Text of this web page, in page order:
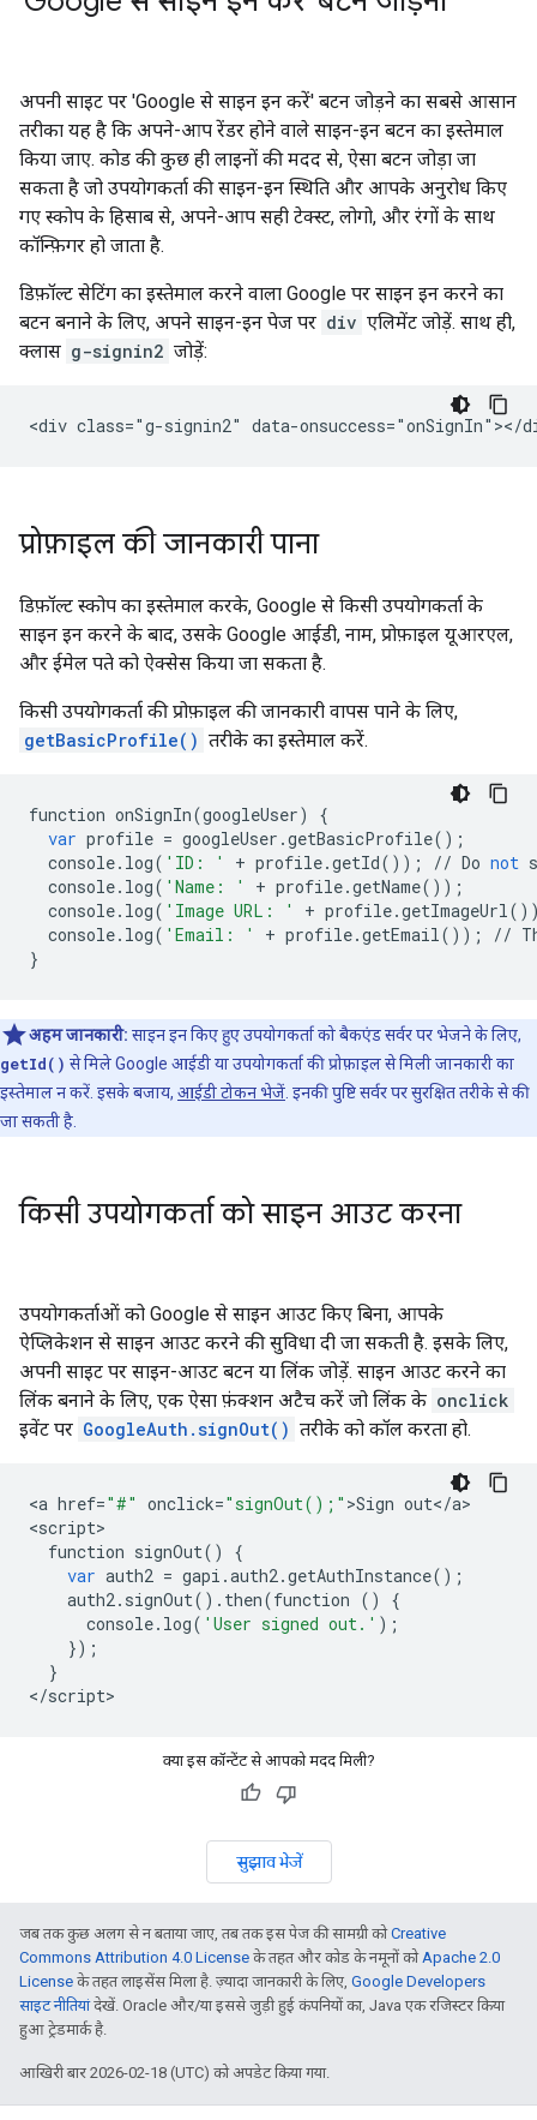
अपनी साइट पर 'Google से साइन इन करें' बटन जोड़ने का सबसे आसान
तरीका यह है कि अपने-आप रेंडर होने वाले साइन-इन बटन का इस्तेमाल
किया जाए. कोड की कुछ ही लाइनों की मदद से, ऐसा बटन जोड़ा जा
सकता है जो उपयोगकर्ता की साइन-इन स्थिति और आपके अनुरोध किए
गए स्कोप के हिसाब से, अपने-आप सही टेक्स्ट, लोगो, और रंगों के साथ
कॉन्फ़िगर हो जाता है.
डिफ़ॉल्ट सेटिंग का इस्तेमाल करने वाला Google पर साइन इन करने का
बटन बनाने के लिए, अपने साइन-इन पेज पर div एलिमेंट जोड़ें. साथ ही,
क्लास g-signin2 जोड़ें:
प्रोफ़ाइल की जानकारी पाना
डिफ़ॉल्ट स्कोप का इस्तेमाल करके, Google से किसी उपयोगकर्ता के
साइन इन करने के बाद, उसके Google आईडी, नाम, प्रोफ़ाइल यूआरएल,
और ईमेल पते को ऐक्सेस किया जा सकता है.
किसी उपयोगकर्ता की प्रोफ़ाइल की जानकारी वापस पाने के लिए,
getBasicProfile() तरीके का इस्तेमाल करें.
function onSignIn(googleUser)
{
var profile = googleUser .getBasicProfile();
console. log( 'ID: ' + profile.getId()); // Do not
console. log( 'Name: ' + profile.getName());
console. log( 'Image URL: ' + profile.getImageUrl
console. log( 'Email: ' + profile.getEmail()); //
}
अहम जानकारी: साइन इन किए हुए उपयोगकर्ता को बैकएंड सर्वर पर भेजने के लिए,
getId() से मिले Google आईडी या उपयोगकर्ता की प्रोफ़ाइल से मिली जानकारी का
इस्तेमाल न करें. इसके बजाय, आईडी टोकन भेजें . इनकी पुष्टि सर्वर पर सुरक्षित तरीके से की
जा सकती है.
किसी उपयोगकर्ता को साइन आउट करना
उपयोगकर्ताओं को Google से साइन आउट किए बिना, आपके
ऐप्लिकेशन से साइन आउट करने की सुविधा दी जा सकती है. इसके लिए,
अपनी साइट पर साइन-आउट बटन या लिंक जोड़ें. साइन आउट करने का
लिंक बनाने के लिए, एक ऐसा फ़ंक्शन अटैच करें जो लिंक के onclick
इवेंट पर GoogleAuth.signOut() तरीके को कॉल करता हो.
<a href="#" onclick="signOut();" >Sign out</a>
<script
function signOut()
{
var auth2 = gapi .auth2.getAuthInstance();
auth2. signOut() . then(function ()
{
console. log( 'User signed out.' );
});
}
</script
क्या इस कॉन्टेंट से आपको मदद मिली?
सुझाव भेजें
जब तक कुछ अलग से न बताया जाए, तब तक इस पेज की सामग्री कोCreative
Commons Attribution 4.0 License के तहत और कोड के नमूनों कोApache 2.0
License के तहत लाइसेंस मिला है. ज़्यादा जानकारी के लिए, Google Developers
साइट नीतियांदेखें. Oracle और/या इससे जुड़ी हुई कंपनियों का, Java एक रजिस्टर किया
हुआ ट्रेडमार्क है.
आखिरी बार 2026-02-18 (UTC) को अपडेट किया गया.